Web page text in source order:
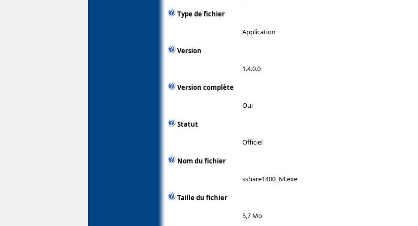
Type de fichier
Application
Version
1.4.0.0
Version complète
Oui
Statut
Officiel
Nom du fichier
sshare1400_64.exe
Taille du fichier
5,7 Mo